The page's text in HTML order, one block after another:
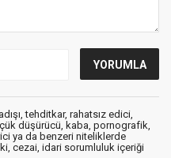
tehditkar, rahatsız edici,
düşürücü, kaba, pornografik,
ya da benzeri niteliklerde
cezai, idari sorumluluk içeriği